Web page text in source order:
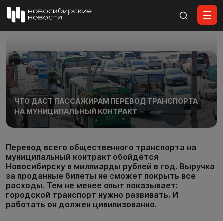
ЧТО ДАСТ ПАССАЖИРАМ ПЕРЕВОД ТРАНСПОРТА
НА МУНИЦИПАЛЬНЫЙ КОНТРАКТ
Перевод всего общественного транспорта на
муниципальный контракт обойдётся
Новосибирску в миллиарды рублей в год. Выручка
за проданные билеты не сможет покрыть все
расходы. Тем не менее опыт показывает:
городской транспорт нужно развивать. И
работать он должен цивилизованно.